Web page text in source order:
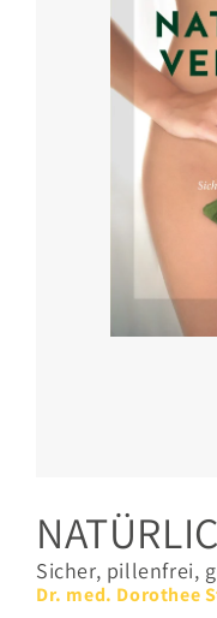
Sicher, pillenfrei,
Dr. med. Dorothee